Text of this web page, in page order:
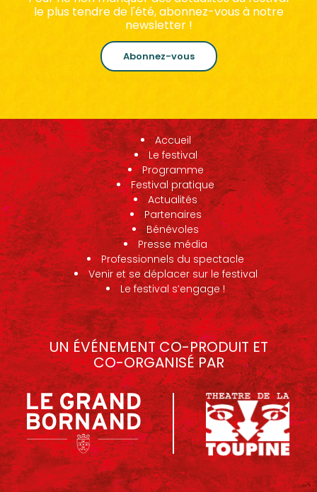
le plus tendre de l'été, abonnez-vous à notre
newsletter !
Abonnez-vous
Accueil
Le festival
Programme
Festival pratique
Actualités
Partenaires
Bénévoles
Presse média
Professionnels du spectacle
Venir et se déplacer sur le festival
Le festival s’engage !
UN ÉVÉNEMENT CO-PRODUIT ET
CO-ORGANISÉ PAR